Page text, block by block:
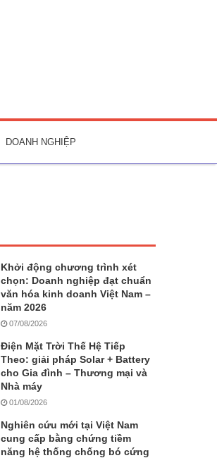
DOANH NGHIỆP
Khởi động chương trình xét
chọn: Doanh nghiệp đạt chuẩn
văn hóa kinh doanh Việt Nam –
năm 2026
07/08/2026
Điện Mặt Trời Thế Hệ Tiếp
Theo: giải pháp Solar + Battery
cho Gia đình – Thương mại và
Nhà máy
01/08/2026
Nghiên cứu mới tại Việt Nam
cung cấp bằng chứng tiềm
năng hệ thống chống bó cứng